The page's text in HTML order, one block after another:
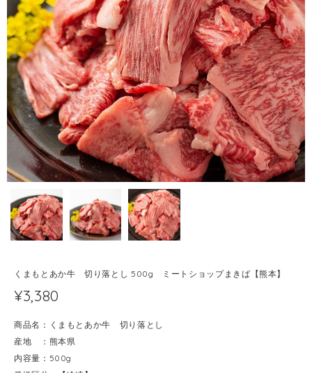
くまもとあか牛 切り落とし 500g ミートショップまきば【熊本】
¥3,380
商品名：くまもとあか牛 切り落とし
産地 ：熊本県
内容量：500g